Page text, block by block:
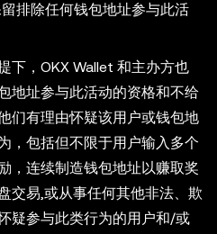
排除任何钱包地址参与此活
下，OKX Wallet 和主办方也
地址参与此活动的资格和不给
们有理由怀疑该用户或钱包地
，包括但不限于用户输入多个
，连续制造钱包地址以赚取奖
交易,或从事任何其他非法、欺
疑参与此类行为的用户和/或